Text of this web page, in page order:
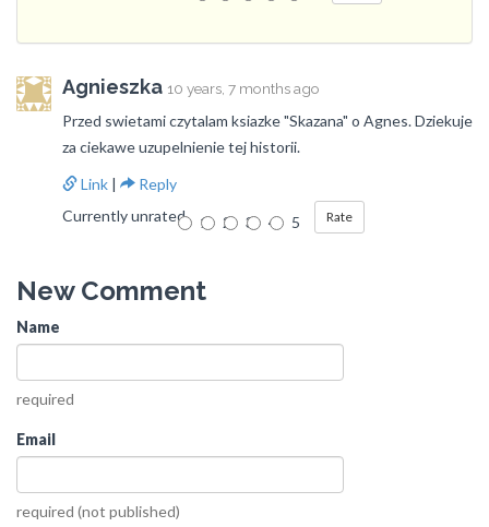
Agnieszka 10 years, 7 months ago
Przed swietami czytalam ksiazke "Skazana" o Agnes. Dziekuje
za ciekawe uzupelnienie tej historii.
Link |
Reply
Currently unrated
1 2 3 4 5
New Comment
Name
required
Email
required (not published)